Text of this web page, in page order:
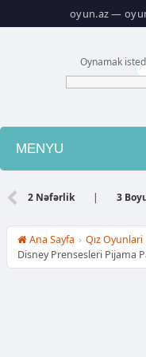
oyun.az —
Oynamak
MENYU
Atış
Basketbol
2 Nəfərlik | 3
Ana Sayfa › Qız Oyunlari
Disney Prensesleri Pijama